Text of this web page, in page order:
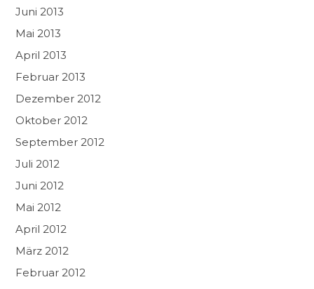
Juni 2013
Mai 2013
April 2013
Februar 2013
Dezember 2012
Oktober 2012
September 2012
Juli 2012
Juni 2012
Mai 2012
April 2012
März 2012
Februar 2012